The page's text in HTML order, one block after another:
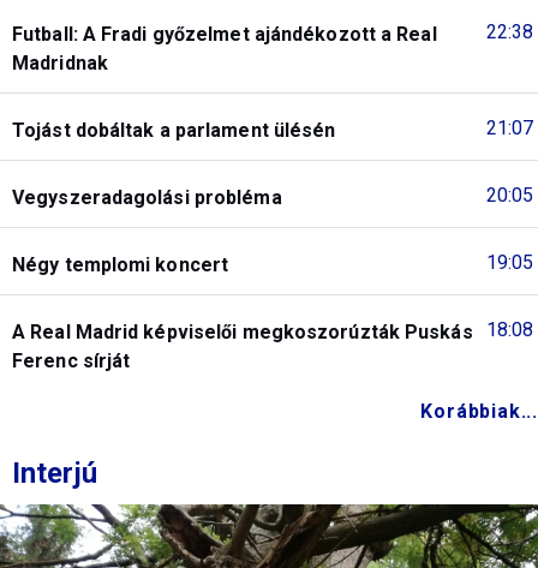
22:38
Futball: A Fradi győzelmet ajándékozott a Real
Madridnak
21:07
Tojást dobáltak a parlament ülésén
20:05
Vegyszeradagolási probléma
19:05
Négy templomi koncert
18:08
A Real Madrid képviselői megkoszorúzták Puskás
Ferenc sírját
Korábbiak...
Interjú